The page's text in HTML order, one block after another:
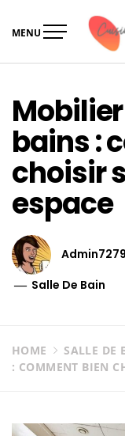
MENU
bains :
choisir
espace
Admin7279
Salle De Bain
HOME SALLE DE
: COMMENT BIEN